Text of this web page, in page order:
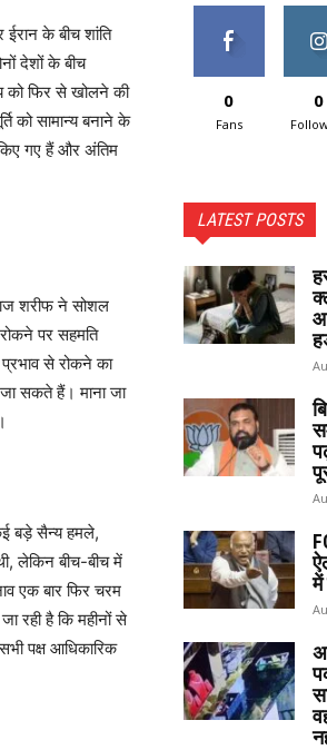
ईरान के बीच शांति
देशों के बीच
को फिर से खोलने की
को सामान्य बनाने के
गए हैं और अंतिम
शरीफ ने सोशल
रोकने पर सहमति
से रोकने का
सकते हैं। माना जा
बड़े सैन्य हमले,
लेकिन बीच-बीच में
एक बार फिर चरम
रही है कि महीनों से
पक्ष आधिकारिक
0
Fans
0
LATEST POSTS
में